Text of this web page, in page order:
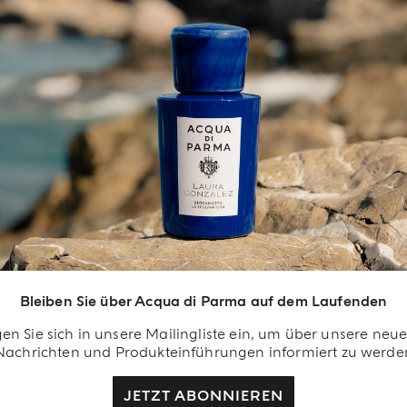
Bleiben Sie über Acqua di Parma auf dem Laufenden
Sie sich in unsere Mailingliste ein, um über unsere
und Produkteinführungen informiert zu
JETZT ABONNIEREN
DUFTNOTE
INHALTSSTOFFLISTEN
EXKLUSIVE VORTEILE
Besonderer
lassen Sie sich